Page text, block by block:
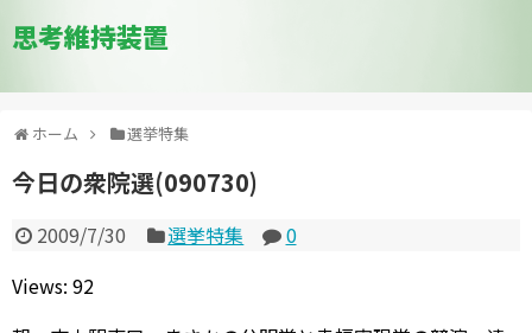
思考維持装置
ホーム 選挙特集
今日の衆院選(090730)
2009/7/30 選挙特集
0
Views: 92